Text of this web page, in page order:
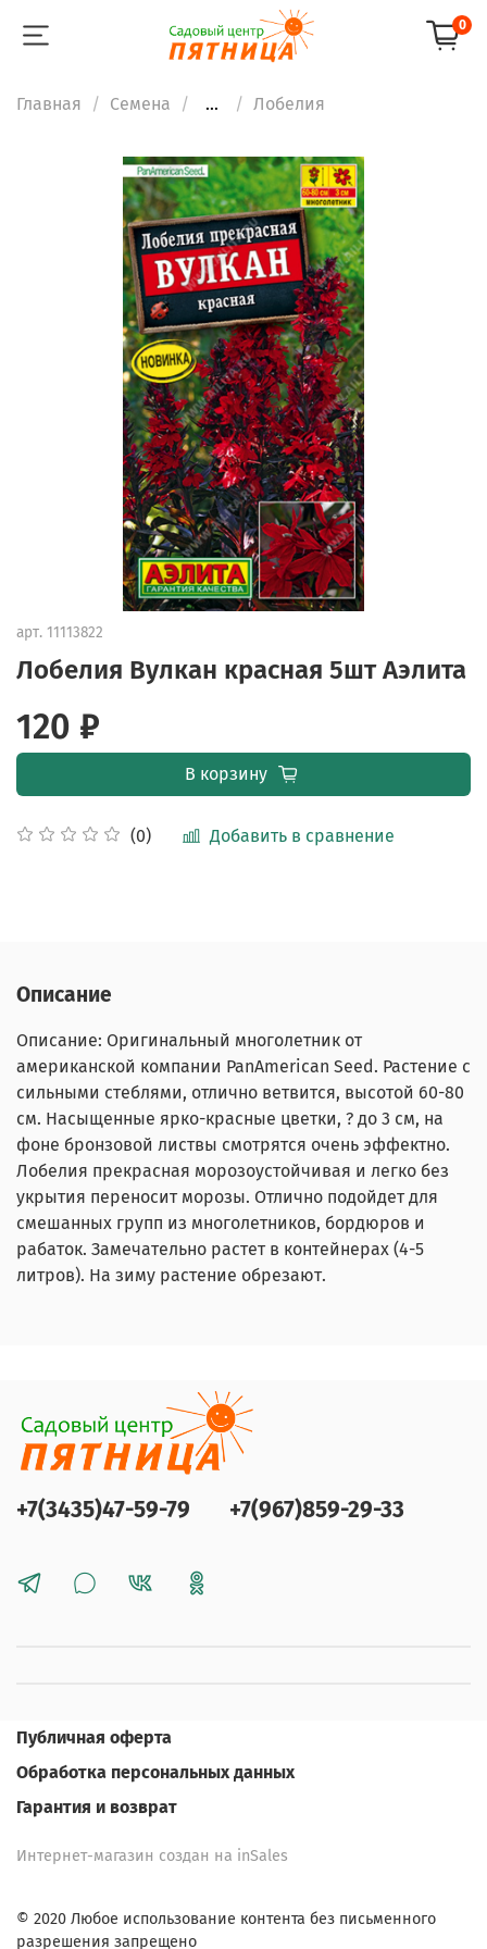
0
Главная Семена ... Лобелия
арт. 11113822
Лобелия Вулкан красная 5шт Аэлита
(0) Добавить в сравнение
120 ₽
В корзину
Описание
Описание: Оригинальный многолетник от
американской компании PanAmerican Seed. Растение с
сильными стеблями, отлично ветвится, высотой 60-80
см. Насыщенные ярко-красные цветки, ? до 3 см, на
фоне бронзовой листвы смотрятся очень эффектно.
Лобелия прекрасная морозоустойчивая и легко без
укрытия переносит морозы. Отлично подойдет для
смешанных групп из многолетников, бордюров и
рабаток. Замечательно растет в контейнерах (4-5
литров). На зиму растение обрезают.
+7(3435)47-59-79 +7(967)859-29-33
Публичная оферта
Обработка персональных данных
Гарантия и возврат
Интернет-магазин создан на inSales
© 2020 Любое использование контента без письменного
разрешения запрещено